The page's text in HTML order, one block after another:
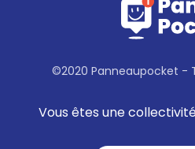
©2020 Panneaupocket -
Vous êtes une